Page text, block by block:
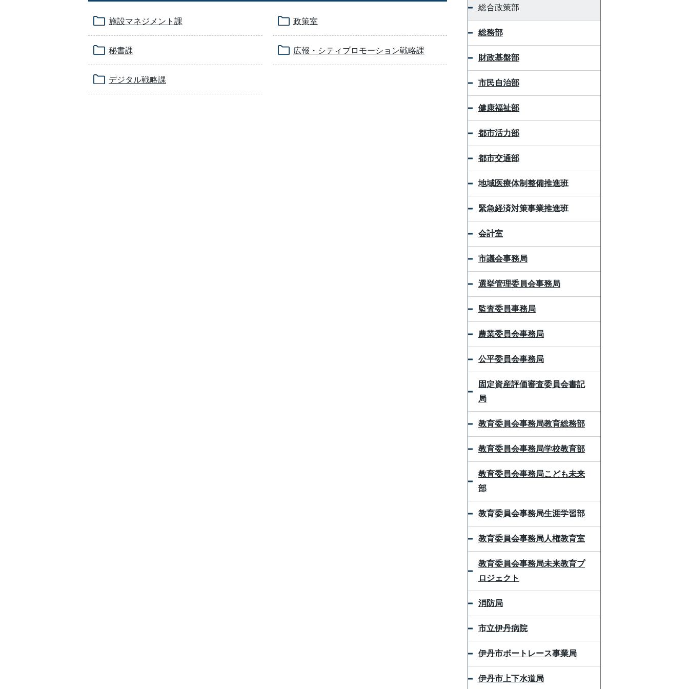
施設マネジメント課 政策室
秘書課 広報・シティプロモーション戦略課
デジタル戦略課
総合政策部
総務部
財政基盤部
市民自治部
健康福祉部
都市活力部
都市交通部
地域医療体制整備推進班
緊急経済対策事業推進班
会計室
市議会事務局
選挙管理委員会事務局
監査委員事務局
農業委員会事務局
公平委員会事務局
固定資産評価審査委員会書記
局
教育委員会事務局教育総務部
教育委員会事務局学校教育部
教育委員会事務局こども未来
部
教育委員会事務局生涯学習部
教育委員会事務局人権教育室
教育委員会事務局未来教育プ
ロジェクト
消防局
市立伊丹病院
伊丹市ボートレース事業局
伊丹市上下水道局